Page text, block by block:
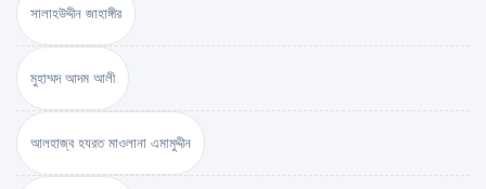
সালাহউদ্দীন জাহাঙ্গীর
মুহাম্মদ আদম আলী
আলহাজ্ব হযরত মাওলানা এমামুদ্দীন